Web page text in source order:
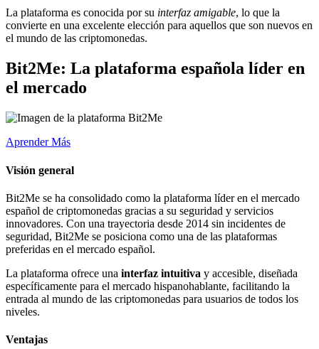
La plataforma es conocida por su interfaz amigable, lo que la
convierte en una excelente elección para aquellos que son nuevos en
el mundo de las criptomonedas.
Bit2Me: La plataforma española líder en
el mercado
Aprender Más
Visión general
Bit2Me se ha consolidado como la plataforma líder en el mercado
español de criptomonedas gracias a su seguridad y servicios
innovadores. Con una trayectoria desde 2014 sin incidentes de
seguridad, Bit2Me se posiciona como una de las plataformas
preferidas en el mercado español.
La plataforma ofrece una interfaz intuitiva y accesible, diseñada
específicamente para el mercado hispanohablante, facilitando la
entrada al mundo de las criptomonedas para usuarios de todos los
niveles.
Ventajas